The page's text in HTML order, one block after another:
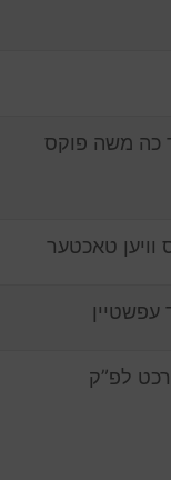
כה משה פוקס
וויען טאכטער
עפשטיין
לפ”ק